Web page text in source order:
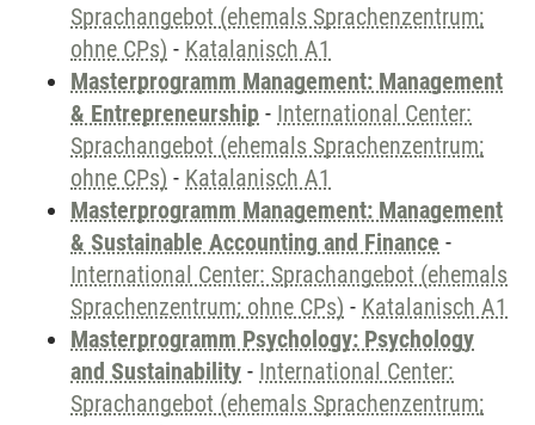
Sprachangebot (ehemals Sprachenzentrum;
ohne CPs) - Katalanisch A1
Masterprogramm Management: Management
& Entrepreneurship - International Center:
Sprachangebot (ehemals Sprachenzentrum;
ohne CPs) - Katalanisch A1
Masterprogramm Management: Management
& Sustainable Accounting and Finance -
International Center: Sprachangebot (ehemals
Sprachenzentrum; ohne CPs) - Katalanisch A1
Masterprogramm Psychology: Psychology
and Sustainability - International Center:
Sprachangebot (ehemals Sprachenzentrum;